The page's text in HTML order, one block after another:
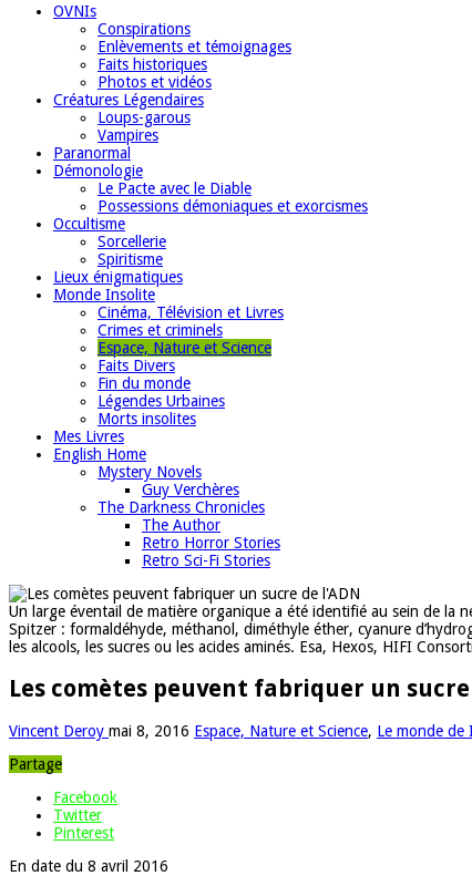
OVNIs
Conspirations
Enlèvements et témoignages
Faits historiques
Photos et vidéos
Créatures Légendaires
Loups-garous
Vampires
Paranormal
Démonologie
Le Pacte avec le Diable
Possessions démoniaques et exorcismes
Occultisme
Sorcellerie
Spiritisme
Lieux énigmatiques
Monde Insolite
Cinéma, Télévision et Livres
Crimes et criminels
Espace, Nature et Science
Faits Divers
Fin du monde
Légendes Urbaines
Morts insolites
Mes Livres
English Home
Mystery Novels
Guy Verchères
The Darkness Chronicles
The Author
Retro Horror Stories
Retro Sci-Fi Stories
Un large éventail de matière organique a été identifié au sein de la
Spitzer : formaldéhyde, méthanol, diméthyle éther, cyanure
les alcools, les sucres ou les acides aminés. Esa, Hexos, HIFI
Les comètes peuvent fabriquer un sucre
Vincent Deroy mai 8, 2016 Espace, Nature et Science, Le monde de
Partage
Facebook
Twitter
Pinterest
En date du 8 avril 2016